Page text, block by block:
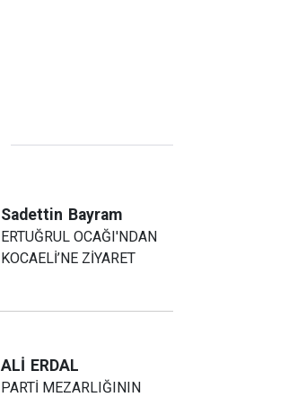
Sadettin Bayram
ERTUĞRUL OCAĞI'NDAN
KOCAELİ’NE ZİYARET
ALİ ERDAL
PARTİ MEZARLIĞININ